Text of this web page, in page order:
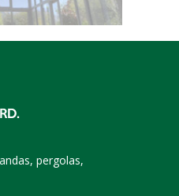
pergolas,